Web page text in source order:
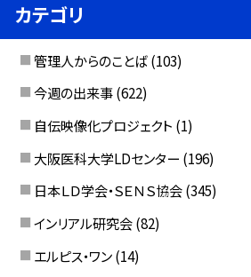
カテゴリ
管理人からのことば (103)
今週の出来事 (622)
自伝映像化プロジェクト (1)
大阪医科大学LDセンター (196)
日本ＬＤ学会・ＳＥＮＳ協会 (345)
インリアル研究会 (82)
エルピス・ワン (14)